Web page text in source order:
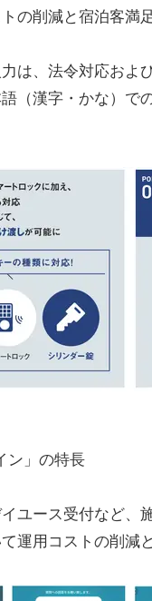
の削減と宿泊客満
は、法令対応およ
（漢字・かな）で
ン」の特長
ユース受付など
運用コストの削減